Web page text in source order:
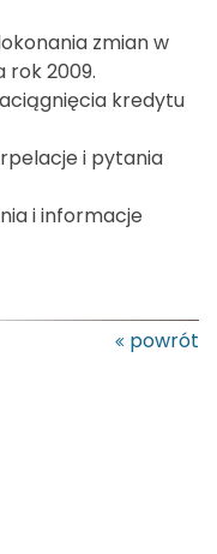
zmian w
rok 2009.
kredytu
i pytania
i informacje
powrót